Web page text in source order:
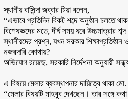
‎স্থানীয় বাসিন্দা জব্বার মিয়া বলেন,
‎“এভাবে প্রতিদিন বিকট শব্দে অনুষ্ঠান চলতে
‎বিশেষজ্ঞদের মতে, দীর্ঘ সময় ধরে উচ্চমাত্রার
‎স্থানীয়দের প্রশ্ন, যখন সরকার
নজরদারি কোথায়?
‎অভিযোগ রয়েছে, সরকারি নির্দেশনা অনুযায়ী
‎এ বিষয়ে মেলার ব্যবস্থাপনার দায়িত্বে থাকা
‎“মেলার বিষয়টি মাহবুব দেখছেন। তার সঙ্গে